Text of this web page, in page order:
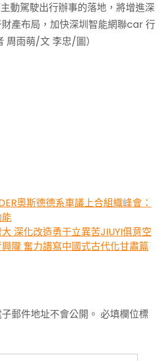
動駕駛出行辦事的落地，將增進深
產布局，加快深圳智能網聯car 行
周雨萌/文 李忠/圖）
奧斯德德系車議上合組織峰會：
深化改造勇于立異苦JIUYI俱意空
隴 奮力譜寫中國式古代化甘肅篇
郵件地址不會公開。 必填欄位標